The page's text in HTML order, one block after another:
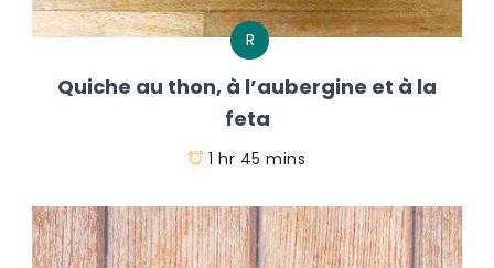
R
Quiche au thon, à l’aubergine et à la
feta
1 hr 45 mins